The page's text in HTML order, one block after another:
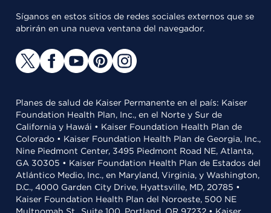
Síganos en estos sitios de redes sociales externos que se
abrirán en una nueva ventana del navegador.
Planes de salud de Kaiser Permanente en el país: Kaiser
Foundation Health Plan, Inc., en el Norte y Sur de
California y Hawái • Kaiser Foundation Health Plan de
Colorado • Kaiser Foundation Health Plan de Georgia, Inc.,
Nine Piedmont Center, 3495 Piedmont Road NE, Atlanta,
GA 30305 • Kaiser Foundation Health Plan de Estados del
Atlántico Medio, Inc., en Maryland, Virginia, y Washington,
D.C., 4000 Garden City Drive, Hyattsville, MD, 20785 •
Kaiser Foundation Health Plan del Noroeste, 500 NE